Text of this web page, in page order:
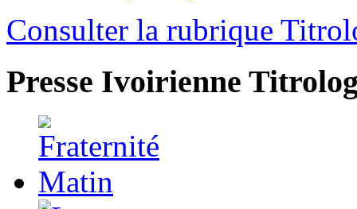
Consulter la rubrique
Presse Ivoirienne